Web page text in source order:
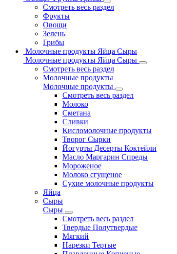
Смотреть весь раздел
Фрукты
Овощи
Зелень
Грибы
Молочные продукты Яйца Сыры
Молочные продукты Яйца Сыры
Смотреть весь раздел
Молочные продукты
Молочные продукты
Смотреть весь раздел
Молоко
Сметана
Сливки
Кисломолочные продукты
Творог Сырки
Йогурты Десерты Коктейли
Масло Маргарин Спреды
Мороженое
Молоко сгущеное
Сухие молочные продукты
Яйца
Сыры
Сыры
Смотреть весь раздел
Твердые Полутвердые
Мягкий
Нарезки Тертые